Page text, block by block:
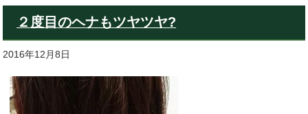
２度目のヘナもツヤツヤ?
2016年12月8日